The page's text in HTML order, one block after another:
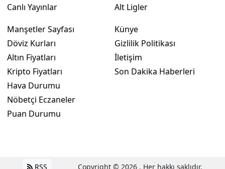
Canlı Yayınlar
Alt Ligler
Manşetler Sayfası
Döviz Kurları
Altın Fiyatları
Kripto Fiyatları
Hava Durumu
Nöbetçi Eczaneler
Puan Durumu
Künye
Gizlilik Politikası
İletişim
Son Dakika Haberleri
RSS Copyright © 2026 . Her hakkı saklıdır.